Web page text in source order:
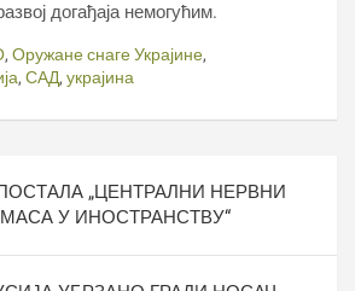
догађаја немогућим.
, Оружане снаге Украјине,
, САД, украјина
„ЦЕНТРАЛНИ НЕРВНИ
У ИНОСТРАНСТВУ“